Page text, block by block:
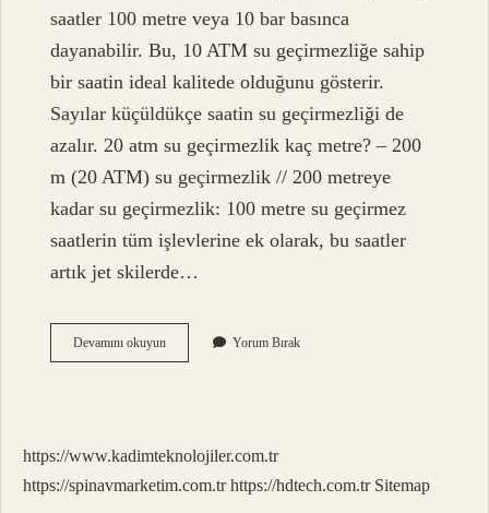
saatler 100 metre veya 10 bar basınca
dayanabilir. Bu, 10 ATM su geçirmezliğe sahip
bir saatin ideal kalitede olduğunu gösterir.
Sayılar küçüldükçe saatin su geçirmezliği de
azalır. 20 atm su geçirmezlik kaç metre? – 200
m (20 ATM) su geçirmezlik // 200 metreye
kadar su geçirmezlik: 100 metre su geçirmez
saatlerin tüm işlevlerine ek olarak, bu saatler
artık jet skilerde…
Devamını okuyun20
Bar
Yorum Bırak
https://www.kadimteknolojiler.com.tr
https://spinavmarketim.com.tr https://hdtech.com.tr Sitemap